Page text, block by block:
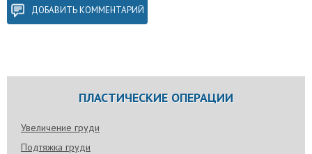
ДОБАВИТЬ КОММЕНТАРИЙ
ПЛАСТИЧЕСКИЕ ОПЕРАЦИИ
Увеличение груди
Подтяжка груди